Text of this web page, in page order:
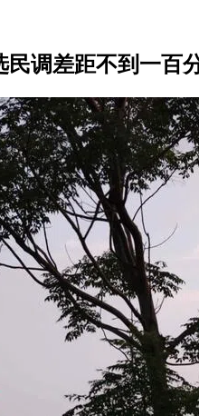
调差距不到一百